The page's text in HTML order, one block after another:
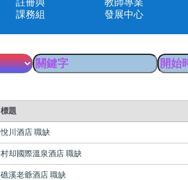
課務組
發展中心
標題
悅川酒店 職缺
村却國際溫泉酒店 職缺
礁溪老爺酒店 職缺